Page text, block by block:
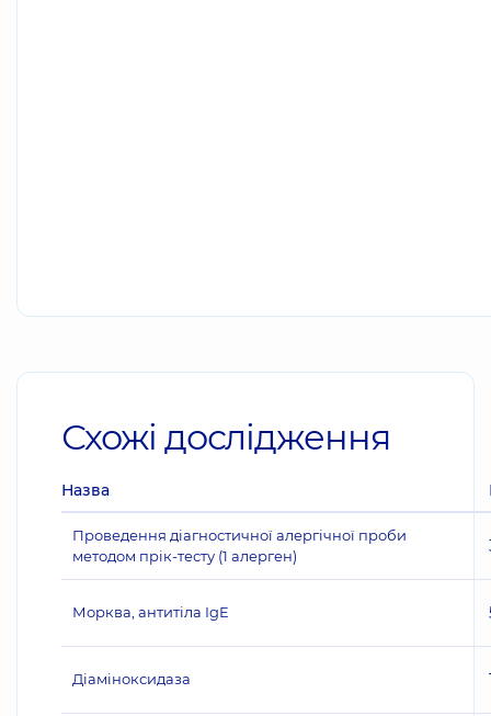
Схожі дослідження
Назва
Проведення діагностичної алергічної проби
методом прік-тесту (1 алерген)
Морква, антитіла IgE
Діаміноксидаза